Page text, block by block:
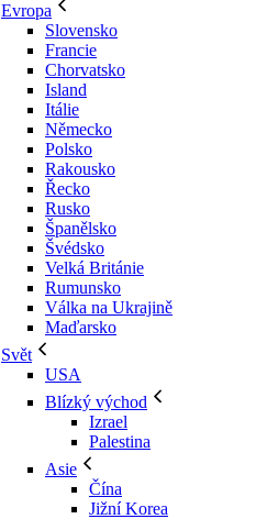
Evropa
Slovensko
Francie
Chorvatsko
Island
Itálie
Německo
Polsko
Rakousko
Řecko
Rusko
Španělsko
Švédsko
Velká Británie
Rumunsko
Válka na Ukrajině
Maďarsko
Svět
USA
Blízký východ
Izrael
Palestina
Asie
Čína
Jižní Korea